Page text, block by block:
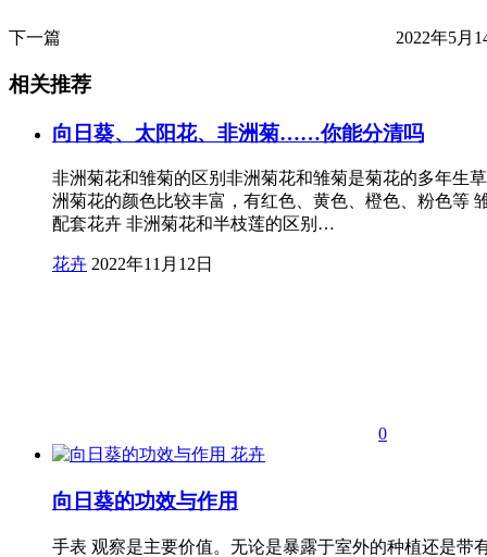
下一篇 2022年5月
相关推荐
向日葵、太阳花、非洲菊……你能分清吗
非洲菊花和雏菊的区别非洲菊花和雏菊是菊花的多年生
洲菊花的颜色比较丰富，有红色、黄色、橙色、粉色等
配套花卉 非洲菊花和半枝莲的区别…
花卉 2022年11月12日
0
花卉
向日葵的功效与作用
手表 观察是主要价值。无论是暴露于室外的种植还是